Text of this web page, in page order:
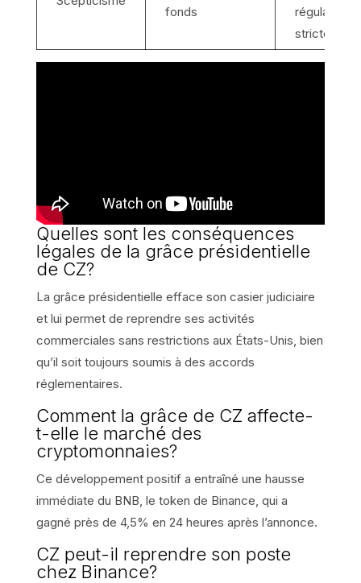
fonds
régulations
strictes
Quelles sont les conséquences
légales de la grâce présidentielle
de CZ?
La grâce présidentielle efface son casier judiciaire
et lui permet de reprendre ses activités
commerciales sans restrictions aux États-Unis, bien
qu’il soit toujours soumis à des accords
réglementaires.
Comment la grâce de CZ affecte-
t-elle le marché des
cryptomonnaies?
Ce développement positif a entraîné une hausse
immédiate du BNB, le token de Binance, qui a
gagné près de 4,5% en 24 heures après l’annonce.
CZ peut-il reprendre son poste
chez Binance?